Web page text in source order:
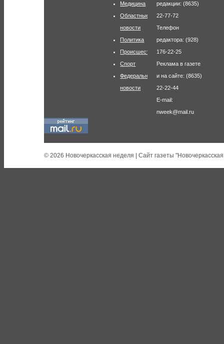
Медицина
Областные
новости
Политика
Происшествия
Спорт
Федеральные
новости
редакции: (8635)
22-77-72
Телефон
редактора: (928)
176-22-25
Реклама в газете
и на сайте: (8635)
22-22-44
E-mail:
nweek@mail.ru
© 2026 Новочеркасская неделя | Сайт газеты